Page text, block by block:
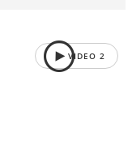
VIDEO 2